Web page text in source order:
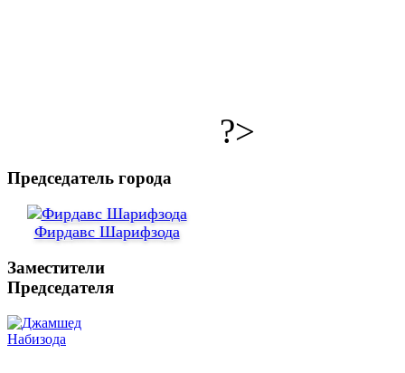
?>
Председатель города
Фирдавс Шарифзода
Заместители
Председателя